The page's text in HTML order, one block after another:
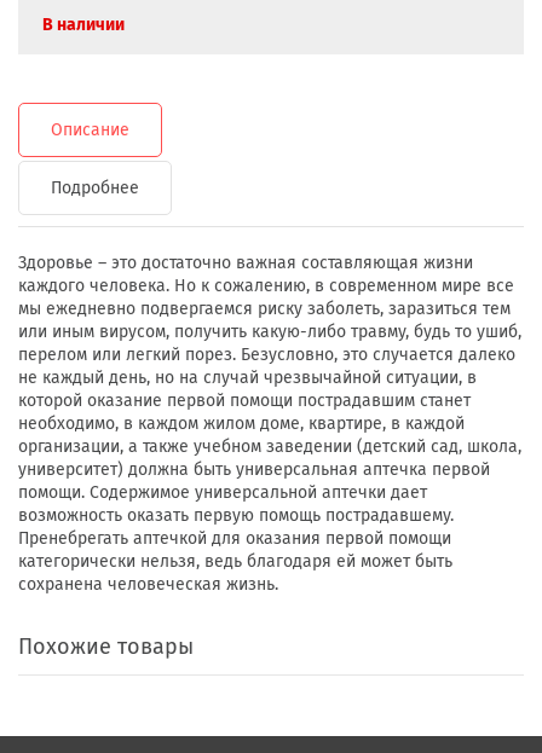
В наличии
Описание
Подробнее
Здоровье – это достаточно важная составляющая жизни
каждого человека. Но к сожалению, в современном мире все
мы ежедневно подвергаемся риску заболеть, заразиться тем
или иным вирусом, получить какую-либо травму, будь то ушиб,
перелом или легкий порез. Безусловно, это случается далеко
не каждый день, но на случай чрезвычайной ситуации, в
которой оказание первой помощи пострадавшим станет
необходимо, в каждом жилом доме, квартире, в каждой
организации, а также учебном заведении (детский сад, школа,
университет) должна быть универсальная аптечка первой
помощи. Содержимое универсальной аптечки дает
возможность оказать первую помощь пострадавшему.
Пренебрегать аптечкой для оказания первой помощи
категорически нельзя, ведь благодаря ей может быть
сохранена человеческая жизнь.
Похожие товары